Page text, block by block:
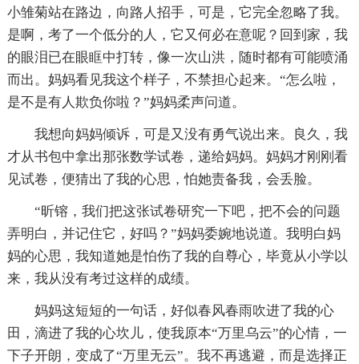
小雏菊站在路边，向路人招手，可是，它完全忽略了我。
是啊，考了一个低分的人，它又何必在意呢？回到家，我
的眼泪已在眼眶中打转，像一次山洪，随时都有可能喷涌
而出。妈妈看见我这个样子，不禁担心起来。“怎么啦，
是不是有人欺负你啦？”妈妈柔声问道。
我想向妈妈倾诉，可是又没有勇气说出来。良久，我
才从书包中拿出那张数学试卷，递给妈妈。妈妈才刚刚看
见试卷，便猜出了我的心思，怕她责备我，会丢脸。
“昕镕，我们把这张试卷研究一下吧，把不会的问题
弄明白，并记住它，好吗？”妈妈委婉地说道。我明白妈
妈的心思，我知道她是怕伤了我的自尊心，毕竟从小学以
来，我从没有考过这样的成绩。
妈妈这短短的一句话，好似春风春雨吹进了我的心
田，滴进了我的心坎儿，使我原本“万里乌云”的心情，一
下子开朗，变成了“万里无云”。我不再逃避，而是选择正